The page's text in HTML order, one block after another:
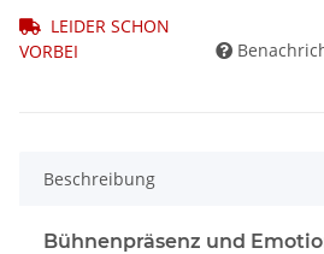
LEIDER SCHON
VORBEI
Beschreibung
Bühnenpräsenz und